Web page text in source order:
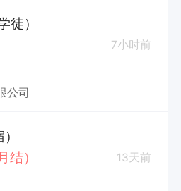
徒）
7小时前
公司
）
13天前